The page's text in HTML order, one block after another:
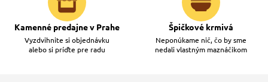
Kamenné predajne v Prahe
Vyzdvihnite si objednávku
alebo si príďte pre radu
Špičkové krmivá
Neponúkame nič, čo by sme
nedali vlastným maznáčikom